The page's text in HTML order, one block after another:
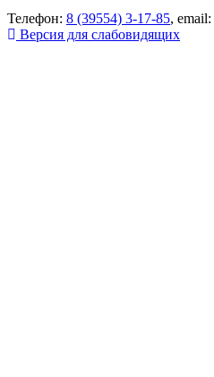
Телефон: 8 (39554) 3-17-85, email:
Версия для слабовидящих